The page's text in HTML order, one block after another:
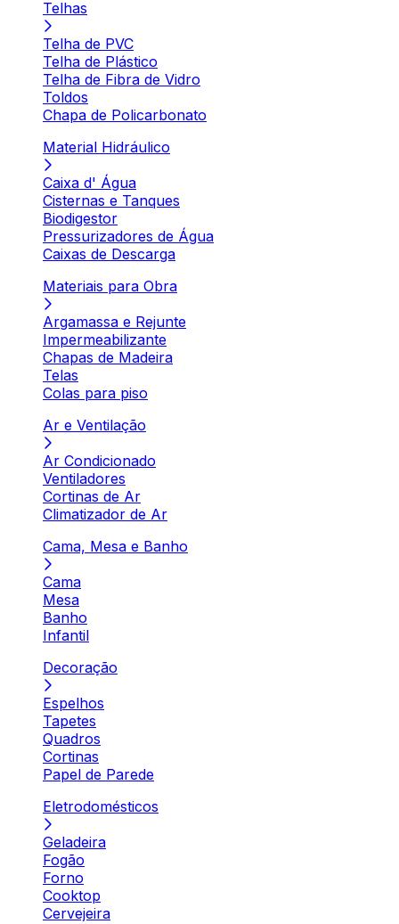
Telhas
Telha de PVC
Telha de Plástico
Telha de Fibra de Vidro
Toldos
Chapa de Policarbonato
Material Hidráulico
Caixa d' Água
Cisternas e Tanques
Biodigestor
Pressurizadores de Água
Caixas de Descarga
Materiais para Obra
Argamassa e Rejunte
Impermeabilizante
Chapas de Madeira
Telas
Colas para piso
Ar e Ventilação
Ar Condicionado
Ventiladores
Cortinas de Ar
Climatizador de Ar
Cama, Mesa e Banho
Cama
Mesa
Banho
Infantil
Decoração
Espelhos
Tapetes
Quadros
Cortinas
Papel de Parede
Eletrodomésticos
Geladeira
Fogão
Forno
Cooktop
Cervejeira